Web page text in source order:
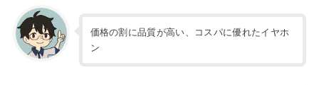
価格の割に品質が高い、コスパに優れたイヤホ
ン